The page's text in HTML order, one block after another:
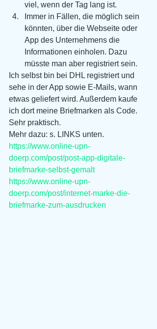
viel, wenn der Tag lang ist.
Immer in Fällen, die möglich sein
könnten, über die Webseite oder
App des Unternehmens die
Informationen einholen. Dazu
müsste man aber registriert sein.
Ich selbst bin bei DHL registriert und
sehe in der App sowie E-Mails, wann
etwas geliefert wird. Außerdem kaufe
ich dort meine Briefmarken als Code.
Sehr praktisch.
Mehr dazu: s. LINKS unten.
https://www.online-upn-
doerp.com/post/post-app-digitale-
briefmarke-selbst-gemalt
https://www.online-upn-
doerp.com/post/internet-marke-die-
briefmarke-zum-ausdrucken